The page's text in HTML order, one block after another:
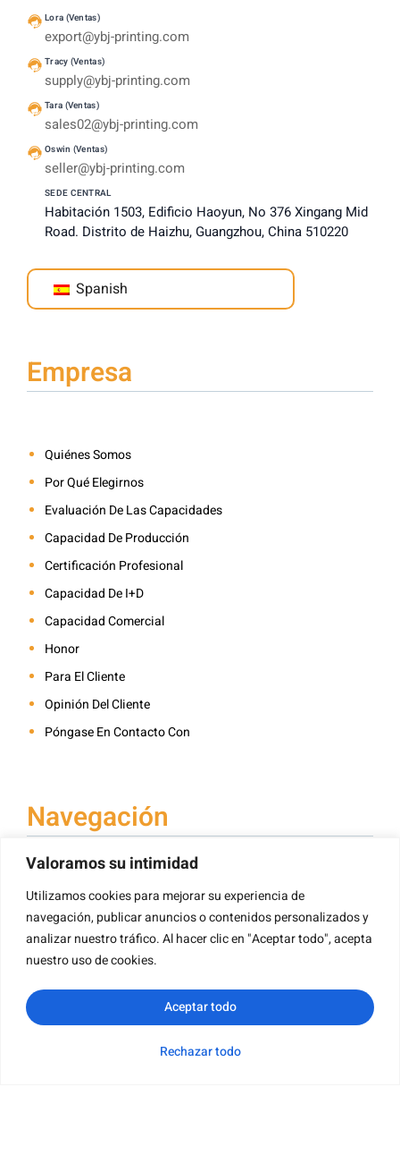
Valoramos su intimidad
Utilizamos cookies para mejorar su experiencia de
navegación, publicar anuncios o contenidos personalizados y
analizar nuestro tráfico. Al hacer clic en "Aceptar todo", acepta
nuestro uso de cookies.
Rechazar todo
Aceptar todo
Lora (Ventas)
export@ybj-printing.com
Tracy (Ventas)
supply@ybj-printing.com
Tara (Ventas)
sales02@ybj-printing.com
Oswin (Ventas)
seller@ybj-printing.com
SEDE CENTRAL
Habitación 1503, Edificio Haoyun, No 376 Xingang Mid
Road. Distrito de Haizhu, Guangzhou, China 510220
Spanish
Empresa
Quiénes Somos
Por Qué Elegirnos
Evaluación De Las Capacidades
Capacidad De Producción
Certificación Profesional
Capacidad De I+D
Capacidad Comercial
Honor
Para El Cliente
Opinión Del Cliente
Póngase En Contacto Con
Navegación
Impresión De Libros
Impresión De Libros De Tapa Dura
Impresión De Libros Infantiles
Impresión De Libros De Cartón
Correo
Consulta